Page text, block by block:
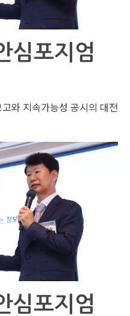
심포지엄
와 지속가능성 공시의 대전
심포지엄